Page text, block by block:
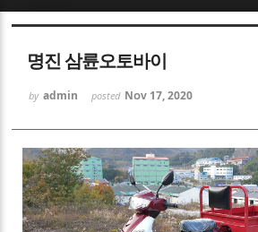
명진 삼륜오토바이
by admin posted Nov 17, 2020
Sketchbook5, 스케치북5
Sketchbook5, 스케